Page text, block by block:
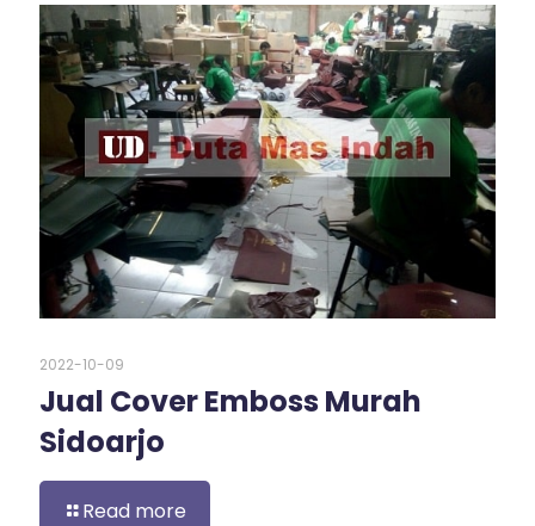
2022-10-09
Jual Cover Emboss Murah
Sidoarjo
Read more